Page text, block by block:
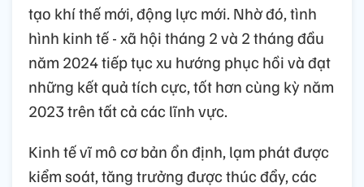
tạo khí thế mới, động lực mới. Nhờ đó, tình
hình kinh tế - xã hội tháng 2 và 2 tháng đầu
năm 2024 tiếp tục xu hướng phục hồi và đạt
những kết quả tích cực, tốt hơn cùng kỳ năm
2023 trên tất cả các lĩnh vực.
Kinh tế vĩ mô cơ bản ổn định, lạm phát được
kiểm soát, tăng trưởng được thúc đẩy, các